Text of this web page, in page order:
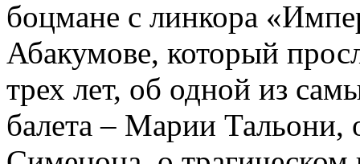
боцмане с линкора
Абакумове, который
трех лет, об одной из
балета – Марии